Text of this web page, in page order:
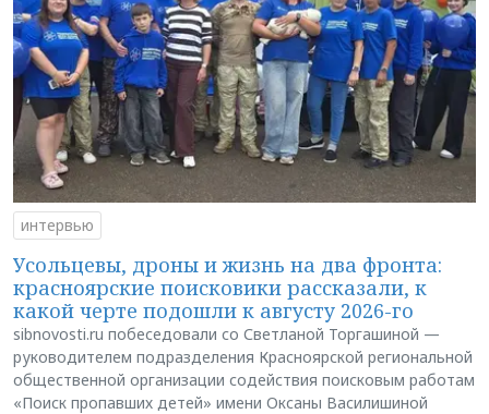
интервью
Усольцевы, дроны и жизнь на два фронта:
красноярские поисковики рассказали, к
какой черте подошли к августу 2026-го
sibnovosti.ru побеседовали со Светланой Торгашиной —
руководителем подразделения Красноярской региональной
общественной организации содействия поисковым работам
«Поиск пропавших детей» имени Оксаны Василишиной